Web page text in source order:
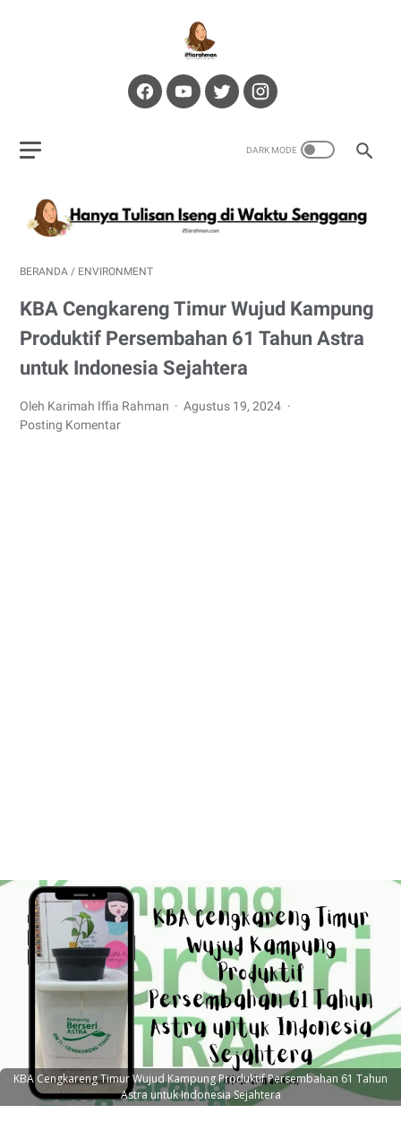
BERANDA / ENVIRONMENT
KBA Cengkareng Timur Wujud Kampung
Produktif Persembahan 61 Tahun Astra
untuk Indonesia Sejahtera
Oleh Karimah Iffia Rahman
Agustus 19, 2024
Posting Komentar
KBA Cengkareng Timur Wujud Kampung Produktif Persembahan 61 Tahun
Astra untuk Indonesia Sejahtera